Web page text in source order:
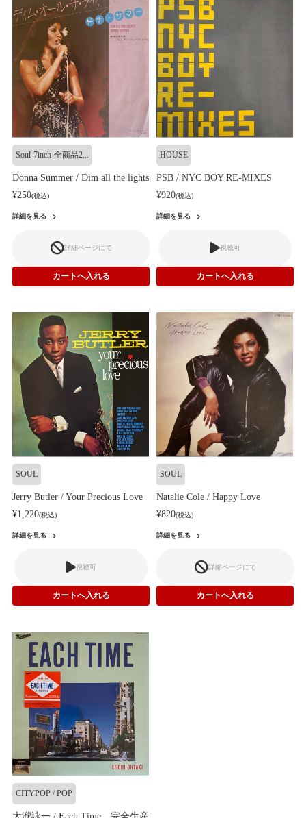
Soul-7inch-全商品2...
Donna Summer / Dim all the lights
¥250(税込)
詳細を見る
詳細ページにて
HOUSE
PSB / NYC BOY RE-MIXES
¥920(税込)
詳細を見る
視聴可
SOUL
Jerry Butler / Your Precious Love
¥1,220(税込)
詳細を見る
視聴可
SOUL
Natalie Cole / Happy Love
¥820(税込)
詳細を見る
詳細ページにて
CITYPOP / POP